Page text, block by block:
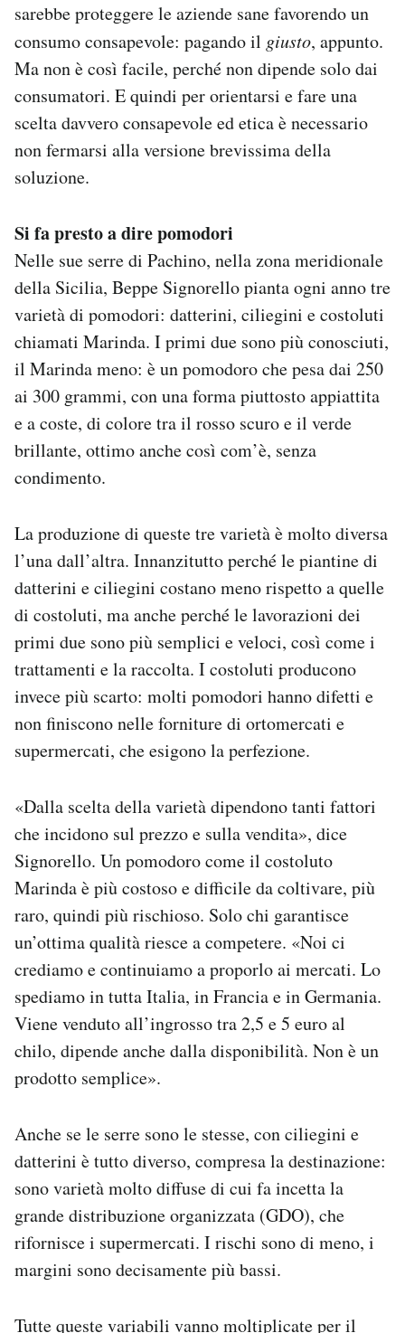
sarebbe proteggere le aziende sane favorendo un
consumo consapevole: pagando il giusto, appunto.
Ma non è così facile, perché non dipende solo dai
consumatori. E quindi per orientarsi e fare una
scelta davvero consapevole ed etica è necessario
non fermarsi alla versione brevissima della
soluzione.
Si fa presto a dire pomodori
Nelle sue serre di Pachino, nella zona meridionale
della Sicilia, Beppe Signorello pianta ogni anno tre
varietà di pomodori: datterini, ciliegini e costoluti
chiamati Marinda. I primi due sono più conosciuti,
il Marinda meno: è un pomodoro che pesa dai 250
ai 300 grammi, con una forma piuttosto appiattita
e a coste, di colore tra il rosso scuro e il verde
brillante, ottimo anche così com’è, senza
condimento.
La produzione di queste tre varietà è molto diversa
l’una dall’altra. Innanzitutto perché le piantine di
datterini e ciliegini costano meno rispetto a quelle
di costoluti, ma anche perché le lavorazioni dei
primi due sono più semplici e veloci, così come i
trattamenti e la raccolta. I costoluti producono
invece più scarto: molti pomodori hanno difetti e
non finiscono nelle forniture di ortomercati e
supermercati, che esigono la perfezione.
«Dalla scelta della varietà dipendono tanti fattori
che incidono sul prezzo e sulla vendita», dice
Signorello. Un pomodoro come il costoluto
Marinda è più costoso e difficile da coltivare, più
raro, quindi più rischioso. Solo chi garantisce
un’ottima qualità riesce a competere. «Noi ci
crediamo e continuiamo a proporlo ai mercati. Lo
spediamo in tutta Italia, in Francia e in Germania.
Viene venduto all’ingrosso tra 2,5 e 5 euro al
chilo, dipende anche dalla disponibilità. Non è un
prodotto semplice».
Anche se le serre sono le stesse, con ciliegini e
datterini è tutto diverso, compresa la destinazione:
sono varietà molto diffuse di cui fa incetta la
grande distribuzione organizzata (GDO), che
rifornisce i supermercati. I rischi sono di meno, i
margini sono decisamente più bassi.
Tutte queste variabili vanno moltiplicate per il